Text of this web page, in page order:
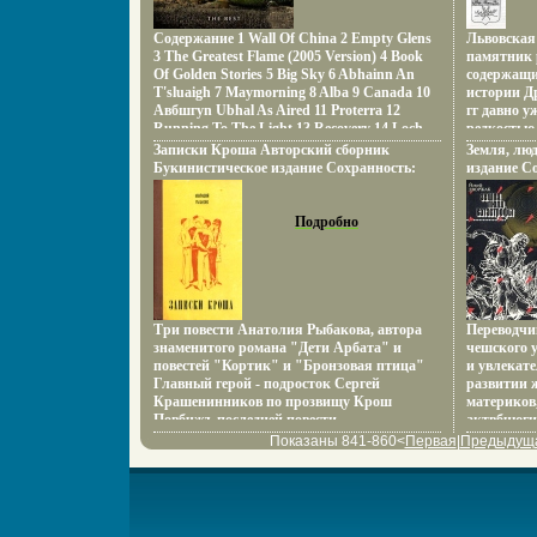
Содержание 1 Wall Of China 2 Empty Glens
3 The Greatest Flame (2005 Version) 4 Book
Of Golden Stories 5 Big Sky 6 Abhainn An
T'sluaigh 7 Maymorning 8 Alba 9 Canada 10
Aвбшгуn Ubhal As Aired 11 Proterra 12
Running To The Light 13 Recovery 14 Loch
Lomond 15 The Numbers Game 16 The Old
Boys (Edit) Исполнитель Runrig.
Записки Кроша Авторский сборник
Букинистическое издание Сохранность:
Удовлетворительная Издательство:
Современник, 1971 г Твердый переплет, 432
стр Тираж: 50000 экз Формат: 84x108/32
(~130х205 мм) инфо 9270q.
Подробно
Три повести Анатолия Рыбакова, автора
знаменитого романа "Дети Арбата" и
повестей "Кортик" и "Бронзовая птица"
Главный герой - подросток Сергей
Крашенинников по прозвищу Крош
Повбчжъ последней повести -
"Неизвестный солдат" - был снят фильм
сценария, была присуждена
памятник
истории
гг давно
летописи,
знаний о
Руси XV в
"Гербы
посадов
СПб, 1914
Земля,
издание
Тираж:
(~143х205
чешского
и
развитии
эволюции
мире
Показаны 841-860<Первая